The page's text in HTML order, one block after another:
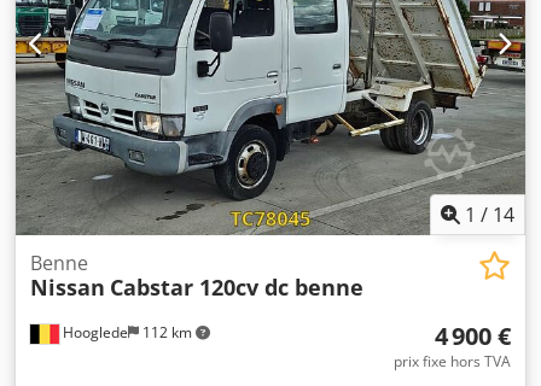
1 / 14
Hooglede 112 km
Benne
Nissan Cabstar 120cv dc benne
4 900 €
prix fixe hors TVA